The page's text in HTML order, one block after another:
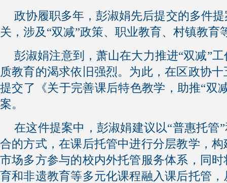
政协履职多年，彭淑娟先后提交的多件
关，涉及“双减”政策、职业教育、村镇教育
彭淑娟注意到，萧山在大力推进“双减”
质教育的渴求依旧强烈。为此，在区政协
提交了《关于完善课后特色教学，助推“双
案。
在这件提案中，彭淑娟建议以“普惠托管
合的方式，在课后托管中进行分层教学，
市场多方参与的校内外托管服务体系，同
育和非遗教育等多元化课程融入课后托管